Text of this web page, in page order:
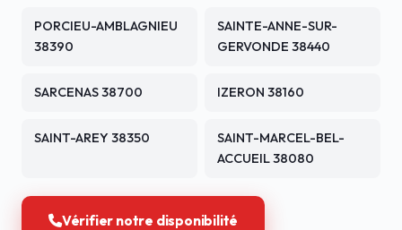
PORCIEU-AMBLAGNIEU
38390
SAINTE-ANNE-SUR-
GERVONDE 38440
SARCENAS 38700 IZERON 38160
SAINT-AREY 38350
SAINT-MARCEL-BEL-
ACCUEIL 38080
Vérifier notre disponibilité